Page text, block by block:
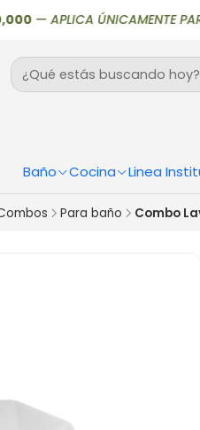
Baño Cocina Linea
APLICA ÚNICAMENTE PARA
Para baño Combo